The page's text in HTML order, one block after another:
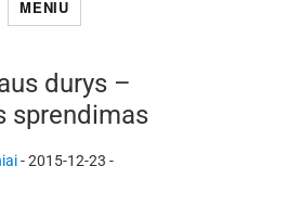
MENIU
durys –
sprendimas
-2015-12-23 -